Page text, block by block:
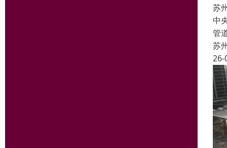
苏
中
管
苏
26-